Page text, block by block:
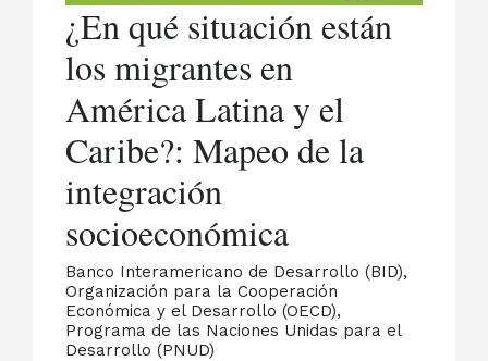
¿En qué situación están
los migrantes en
América Latina y el
Caribe?: Mapeo de la
integración
socioeconómica
Banco Interamericano de Desarrollo (BID),
Organización para la Cooperación
Económica y el Desarrollo (OECD),
Programa de las Naciones Unidas para el
Desarrollo (PNUD)